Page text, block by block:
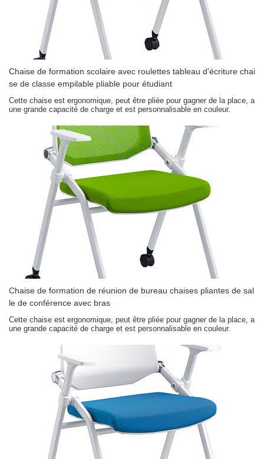
Chaise de formation scolaire avec roulettes tableau d'écriture chai
se de classe empilable pliable pour étudiant
Cette chaise est ergonomique, peut être pliée pour gagner de la place, a
une grande capacité de charge et est personnalisable en couleur.
Chaise de formation de réunion de bureau chaises pliantes de sal
le de conférence avec bras
Cette chaise est ergonomique, peut être pliée pour gagner de la place, a
une grande capacité de charge et est personnalisable en couleur.